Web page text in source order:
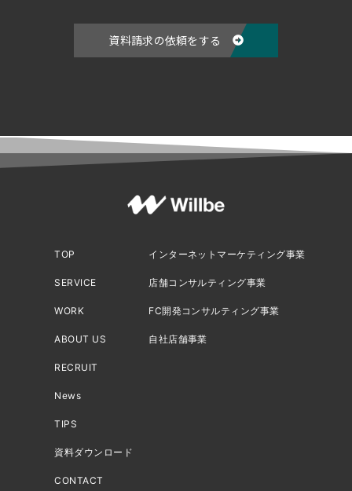
資料請求の依頼をする
TOP
SERVICE
WORK
ABOUT US
RECRUIT
News
TIPS
資料ダウンロード
CONTACT
インターネットマーケティング事業
店舗コンサルティング事業
FC開発コンサルティング事業
自社店舗事業